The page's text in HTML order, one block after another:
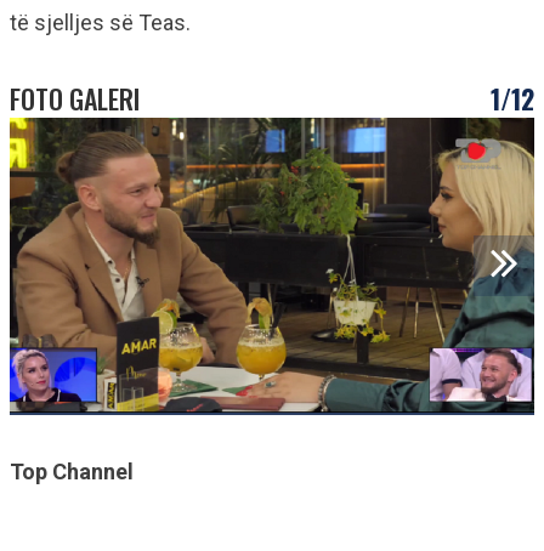
të sjelljes së Teas.
FOTO GALERI 1/12
Top Channel